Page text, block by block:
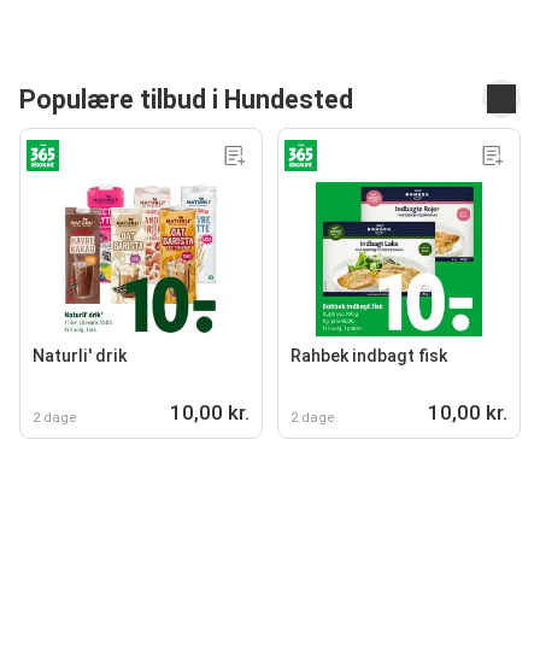
Populære tilbud i Hundested
Naturli' drik
2 dage 10,00 kr.
Rahbek indbagt fisk
2 dage 10,00 kr.